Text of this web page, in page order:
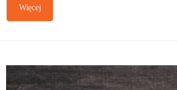
Więcej